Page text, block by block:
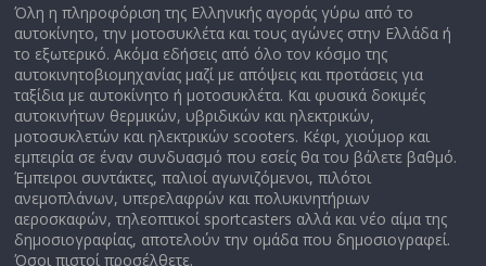
Όλη η πληροφόριση της Ελληνικής αγοράς γύρω από το
αυτοκίνητο, την μοτοσυκλέτα και τους αγώνες στην Ελλάδα ή
το εξωτερικό. Ακόμα εδήσεις από όλο τον κόσμο της
αυτοκινητοβιομηχανίας μαζί με απόψεις και προτάσεις για
ταξίδια με αυτοκίνητο ή μοτοσυκλέτα. Και φυσικά δοκιμές
αυτοκινήτων θερμικών, υβριδικών και ηλεκτρικών,
μοτοσυκλετών και ηλεκτρικών scooters. Κέφι, χιούμορ και
εμπειρία σε έναν συνδυασμό που εσείς θα του βάλετε βαθμό.
Έμπειροι συντάκτες, παλιοί αγωνιζόμενοι, πιλότοι
ανεμοπλάνων, υπερελαφρών και πολυκινητήριων
αεροσκαφών, τηλεοπτικοί sportcasters αλλά και νέο αίμα της
δημοσιογραφίας, αποτελούν την ομάδα που δημοσιογραφεί.
Όσοι πιστοί προσέλθετε.